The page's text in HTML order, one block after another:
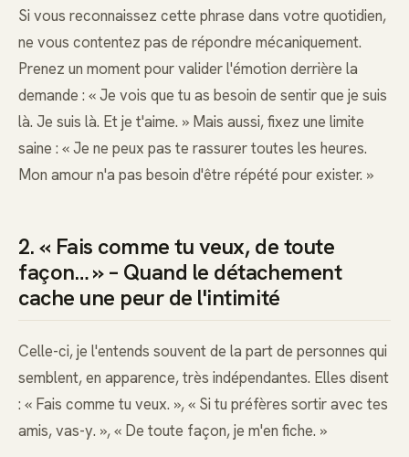
Si vous reconnaissez cette phrase dans votre quotidien,
ne vous contentez pas de répondre mécaniquement.
Prenez un moment pour valider l'émotion derrière la
demande : « Je vois que tu as besoin de sentir que je suis
là. Je suis là. Et je t'aime. » Mais aussi, fixez une limite
saine : « Je ne peux pas te rassurer toutes les heures.
Mon amour n'a pas besoin d'être répété pour exister. »
2. « Fais comme tu veux, de toute
façon… » – Quand le détachement
cache une peur de l'intimité
Celle-ci, je l'entends souvent de la part de personnes qui
semblent, en apparence, très indépendantes. Elles disent
: « Fais comme tu veux. », « Si tu préfères sortir avec tes
amis, vas-y. », « De toute façon, je m'en fiche. »